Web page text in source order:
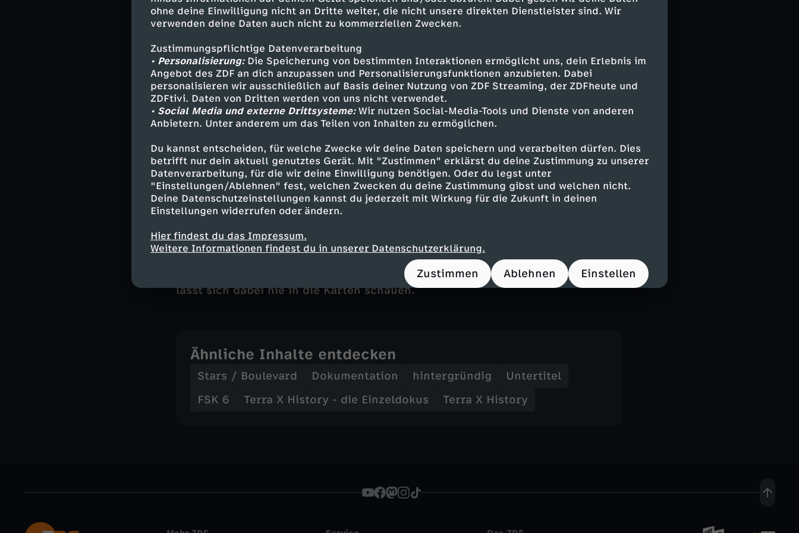
ohne deine Einwilligung nicht an Dritte weiter, die nicht unsere direkten Dienstleister sind. Wir
verwenden deine Daten auch nicht zu kommerziellen Zwecken.
Zustimmungspflichtige Datenverarbeitung
• Personalisierung:Die Speicherung von bestimmten Interaktionen ermöglicht uns, dein Erlebnis im
Angebot des ZDF an dich anzupassen und Personalisierungsfunktionen anzubieten. Dabei
personalisieren wir ausschließlich auf Basis deiner Nutzung von ZDF Streaming, der ZDFheute und
ZDFtivi. Daten von Dritten werden von uns nicht verwendet.
• Social Media und externe Drittsysteme:Wir nutzen Social-Media-Tools und Dienste von anderen
Anbietern. Unter anderem um das Teilen von Inhalten zu ermöglichen.
Du kannst entscheiden, für welche Zwecke wir deine Daten speichern und verarbeiten dürfen. Dies
betrifft nur dein aktuell genutztes Gerät. Mit "Zustimmen" erklärst du deine Zustimmung zu unserer
Datenverarbeitung, für die wir deine Einwilligung benötigen. Oder du legst unter
"Einstellungen/Ablehnen" fest, welchen Zwecken du deine Zustimmung gibst und welchen nicht.
Deine Datenschutzeinstellungen kannst du jederzeit mit Wirkung für die Zukunft in deinen
Einstellungen widerrufen oder ändern.
Hier findest du das Impressum.
Weitere Informationen findest du in unserer Datenschutzerklärung.
Zustimmen Ablehnen Einstellen
"Heimweh" erscheint 1956 und macht ihn zum Platten-Millionär. Das Lied
bedient damals die Sehnsucht vieler Deutscher nach einer Welt, die es nicht
er sechs Nummer-eins-Hits und verdient ein Vermögen.
Im Kino laufen etliche Filme mit dem Schlagersänger in der Hauptrolle – mit
viel Musik und wenig Handlung. Erst mit der Beatwelle wendet sich das Blatt
für Freddy Quinn. Auch die deutsche Jugend hört jetzt lieber die Stones oder
die Beatles, begehrt auf gegen die Elterngeneration. Freddy Quinn versucht
mit einem politischen Song dagegenzuhalten: In "Wir" singt er gegen die
"Gammler" und "Langhaarigen" – und landet damit krachend daneben.
Das Fernsehen der 1970er- und 80er-Jahre bietet ihm weiter eine große
Bühne, er moderiert eigene Shows, spielt auch Theater und singt scheinbar
unverdrossen seine Fernwehschnulzen. Dabei leidet er zunehmend unter
seinem Seemannsimage. Am wohlsten fühlt er sich in der Manege, tritt immer
wieder als Artist und Clown auf, dreht Zirkusfilme und moderiert Zirkusshows.
Sein Privatleben hält er streng geheim: Gerüchten zufolge heiratet er seine
Managerin Lili Blessmann. Seine zweite Ehe schließt er mit 91 Jahren. Über
fünf Jahrzehnte steht er auf der Bühne, als Sänger, Entertainer, Artist – und
lässt sich dabei nie in die Karten schauen.
Ähnliche Inhalte entdecken
Stars / Boulevard Dokumentation hintergründig
Untertitel
FSK 6
Terra X History - die Einzeldokus Terra X History